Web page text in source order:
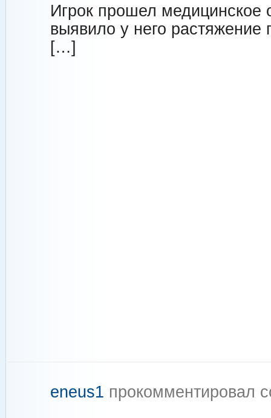
Игрок прошел медицинское
выявило у него растяжение
[…]
eneus1 прокомментировал